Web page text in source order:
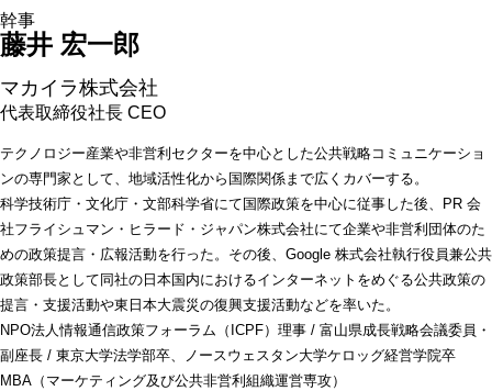
藤井 宏一郎
マカイラ株式会社
代表取締役社長 CEO
テクノロジー産業や非営利セクターを中心とした公共戦略コミュニケーショ
ンの専門家として、地域活性化から国際関係まで広くカバーする。
科学技術庁・文化庁・文部科学省にて国際政策を中心に従事した後、PR 会
社フライシュマン・ヒラード・ジャパン株式会社にて企業や非営利団体のた
めの政策提言・広報活動を行った。その後、Google 株式会社執行役員兼公共
政策部長として同社の日本国内におけるインターネットをめぐる公共政策の
提言・支援活動や東日本大震災の復興支援活動などを率いた。
NPO法人情報通信政策フォーラム（ICPF）理事 / 富山県成長戦略会議委員・
副座長 / 東京大学法学部卒、ノースウェスタン大学ケロッグ経営学院卒
MBA（マーケティング及び公共非営利組織運営専攻）